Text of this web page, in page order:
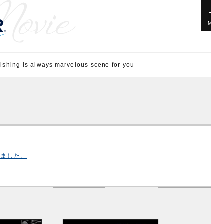
Fishing is always marvelous scene for you
した。